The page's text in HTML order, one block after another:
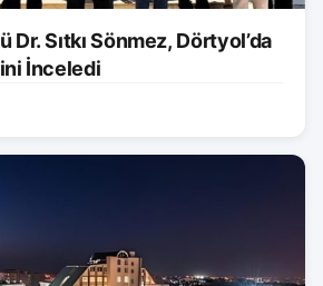
Dr. Sıtkı Sönmez, Dörtyol’da
İnceledi